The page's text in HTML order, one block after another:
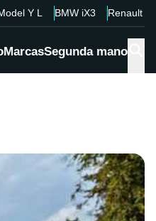
Y L BMW iX3 Renault
MarcasSegunda mano